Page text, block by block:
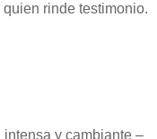
rinde testimonio.
intensa y cambiante –